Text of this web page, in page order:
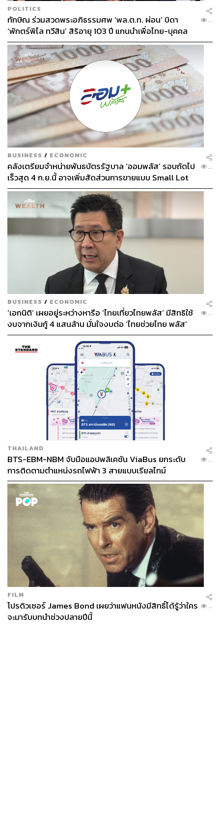
POLITICS
ทักษิณ ร่วมสวดพระอภิธรรมศพ ‘พล.ต.ท. ผ่อน’ บิดา
‘พักตร์พิไล ทวีสิน’ สิริอายุ 103 ปี แกนนำเพื่อไทย-บุคคล
หลากวงการร่วมอาลัย
...
BUSINESS / ECONOMIC
คลังเตรียมจำหน่ายพันธบัตรรัฐบาล ‘ออมพลัส’ รอบถัดไป
เร็วสุด 4 ก.ย.นี้ อาจเพิ่มสัดส่วนการขายแบบ Small Lot
First มากขึ้น
...
BUSINESS / ECONOMIC
‘เอกนิติ’ เผยอยู่ระหว่างหารือ ‘ไทยเที่ยวไทยพลัส’ มีสิทธิใช้
งบจากเงินกู้ 4 แสนล้าน มั่นใจงบต่อ ‘ไทยช่วยไทย พลัส’
เฟส 2 มีเพียงพอ
...
THAILAND
BTS-EBM-NBM จับมือแอปพลิเคชัน ViaBus ยกระดับ
การติดตามตำแหน่งรถไฟฟ้า 3 สายแบบเรียลไทม์
...
FILM
โปรดิวเซอร์ James Bond เผยว่าแฟนหนังมีสิทธิ์ได้รู้ว่าใคร
จะมารับบทนำช่วงปลายปีนี้
...